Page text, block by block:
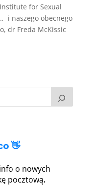
for Sexual
i naszego obecnego
dr Freda McKissic
👋
o nowych
pocztową.